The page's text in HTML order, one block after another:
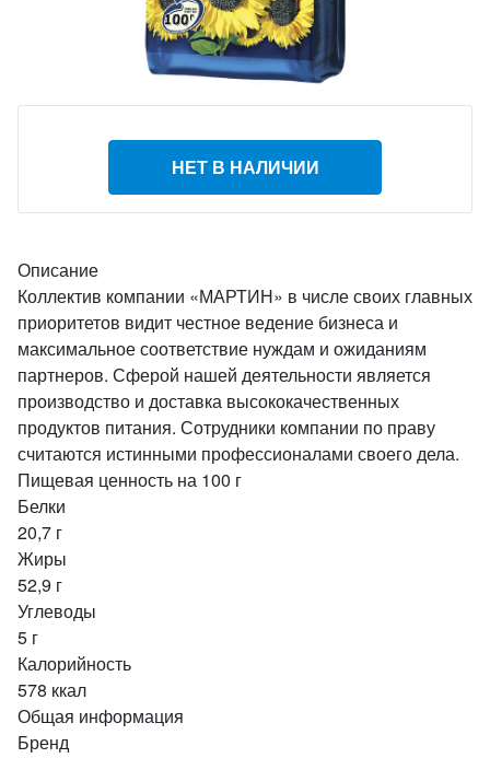
НЕТ В НАЛИЧИИ
Описание
Коллектив компании «МАРТИН» в числе своих главных
приоритетов видит честное ведение бизнеса и
максимальное соответствие нуждам и ожиданиям
партнеров. Сферой нашей деятельности является
производство и доставка высококачественных
продуктов питания. Сотрудники компании по праву
считаются истинными профессионалами своего дела.
Пищевая ценность на 100 г
Белки
20,7 г
Жиры
52,9 г
Углеводы
5 г
Калорийность
578 ккал
Общая информация
Бренд